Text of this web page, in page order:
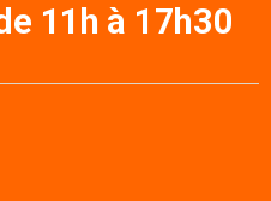
11h à 17h30